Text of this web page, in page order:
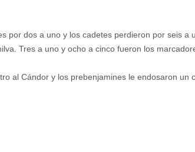
por dos a uno y los cadetes perdieron por seis a
Tres a uno y ocho a cinco fueron los
al Cándor y los prebenjamines le endosaron un